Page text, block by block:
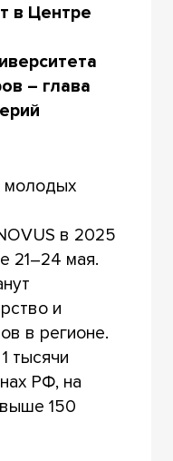
в Центре
– глава
молодых
в 2025
21–24 мая.
и
в регионе.
тысячи
РФ, на
150